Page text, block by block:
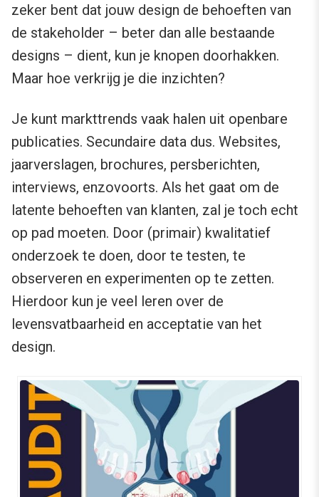
zeker bent dat jouw design de behoeften van
de stakeholder – beter dan alle bestaande
designs – dient, kun je knopen doorhakken.
Maar hoe verkrijg je die inzichten?
Je kunt markttrends vaak halen uit openbare
publicaties. Secundaire data dus. Websites,
jaarverslagen, brochures, persberichten,
interviews, enzovoorts. Als het gaat om de
latente behoeften van klanten, zal je toch echt
op pad moeten. Door (primair) kwalitatief
onderzoek te doen, door te testen, te
observeren en experimenten op te zetten.
Hierdoor kun je veel leren over de
levensvatbaarheid en acceptatie van het
design.